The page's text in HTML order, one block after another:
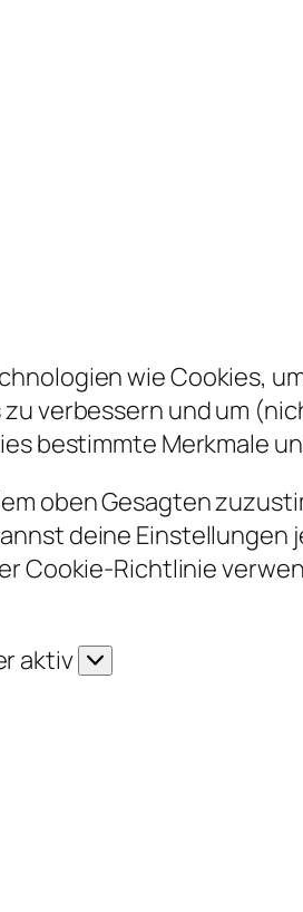
wie Cookies,
verbessern und um
bestimmte Merkmale
oben Gesagten
deine Einstellungen
Cookie-Richtlinie
aktiv